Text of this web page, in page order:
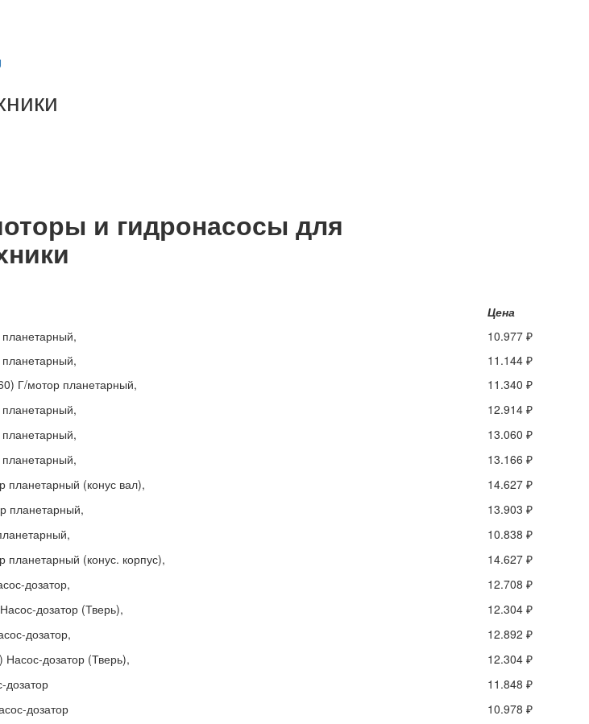
и гидронасосы для
Цена
10.977 ₽
11.144 ₽
Г/мотор планетарный,
11.340 ₽
12.914 ₽
13.060 ₽
13.166 ₽
(конус вал),
14.627 ₽
планетарный,
13.903 ₽
10.838 ₽
(конус. корпус),
14.627 ₽
дозатор,
12.708 ₽
дозатор (Тверь),
12.304 ₽
дозатор,
12.892 ₽
дозатор (Тверь),
12.304 ₽
11.848 ₽
дозатор
10.978 ₽